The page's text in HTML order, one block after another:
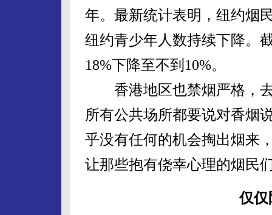
年。最新统计表明，纽约烟
纽约青少年人数持续下降。
18%下降至不到10%。
香港地区也禁烟严格，去
所有公共场所都要说对香烟
乎没有任何的机会掏出烟来
让那些抱有侥幸心理的烟民
仅仅